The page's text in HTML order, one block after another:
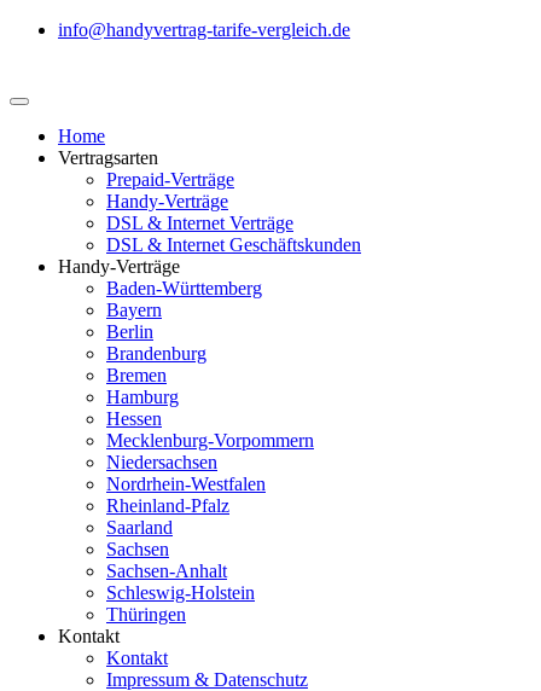
info@handyvertrag-tarife-vergleich.de
Home
Vertragsarten
Prepaid-Verträge
Handy-Verträge
DSL & Internet Verträge
DSL & Internet Geschäftskunden
Handy-Verträge
Baden-Württemberg
Bayern
Berlin
Brandenburg
Bremen
Hamburg
Hessen
Mecklenburg-Vorpommern
Niedersachsen
Nordrhein-Westfalen
Rheinland-Pfalz
Saarland
Sachsen
Sachsen-Anhalt
Schleswig-Holstein
Thüringen
Kontakt
Kontakt
Impressum & Datenschutz